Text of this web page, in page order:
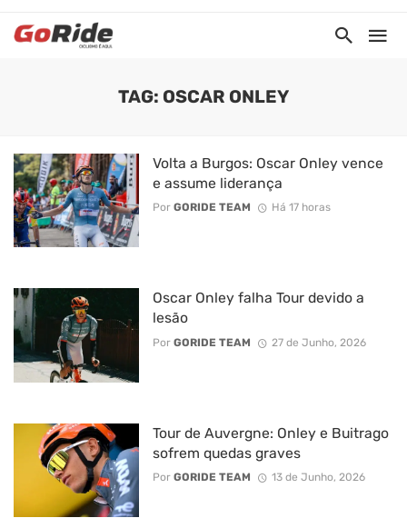
TAG: OSCAR ONLEY
Volta a Burgos: Oscar Onley vence
e assume liderança
Por GORIDE TEAM Há 17 horas
Oscar Onley falha Tour devido a
lesão
Por GORIDE TEAM 27 de Junho, 2026
Tour de Auvergne: Onley e Buitrago
sofrem quedas graves
Por GORIDE TEAM 13 de Junho, 2026